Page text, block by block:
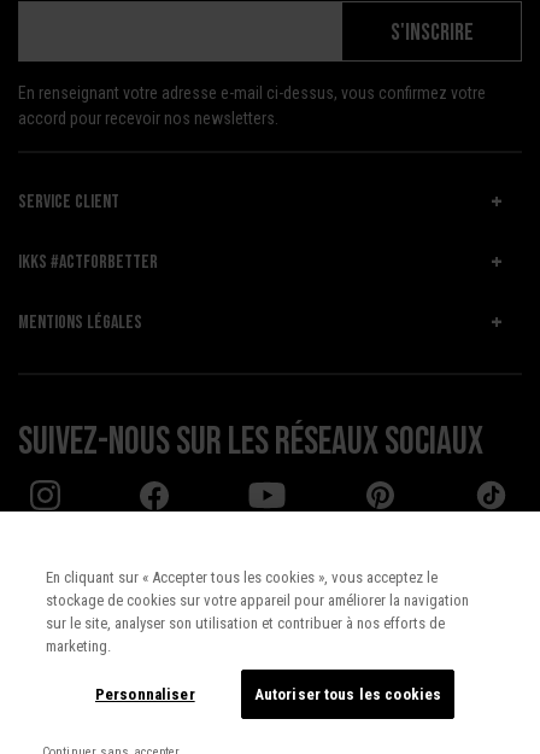
S'INSCRIRE
En renseignant votre adresse e-mail ci-dessus, vous confirmez votre
accord pour recevoir nos newsletters.
SERVICE CLIENT
IKKS #ACTFORBETTER
MENTIONS LÉGALES
Suivez-nous sur les réseaux sociaux
Pays : UNITED STATES
Français
En cliquant sur « Accepter tous les cookies », vous acceptez le
stockage de cookies sur votre appareil pour améliorer la navigation
sur le site, analyser son utilisation et contribuer à nos efforts de
marketing.
Personnaliser Autoriser tous les cookies